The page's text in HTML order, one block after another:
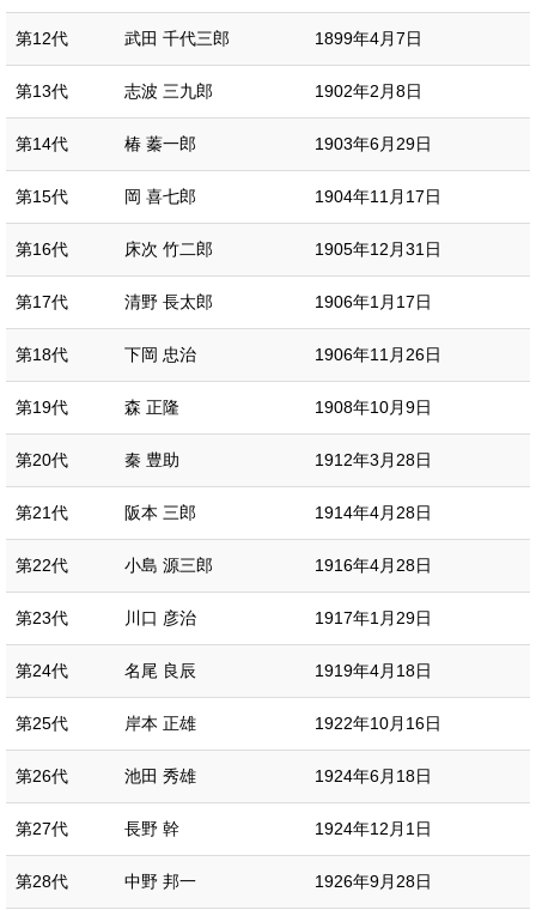
第12代 武田 千代三郎 1899年4月7日
第13代 志波 三九郎 1902年2月8日
第14代 椿 蓁一郎 1903年6月29日
第15代 岡 喜七郎 1904年11月17日
第16代 床次 竹二郎 1905年12月31日
第17代 清野 長太郎 1906年1月17日
第18代 下岡 忠治 1906年11月26日
第19代 森 正隆 1908年10月9日
第20代 秦 豊助 1912年3月28日
第21代 阪本 三郎 1914年4月28日
第22代 小島 源三郎 1916年4月28日
第23代 川口 彦治 1917年1月29日
第24代 名尾 良辰 1919年4月18日
第25代 岸本 正雄 1922年10月16日
第26代 池田 秀雄 1924年6月18日
第27代 長野 幹 1924年12月1日
第28代 中野 邦一 1926年9月28日